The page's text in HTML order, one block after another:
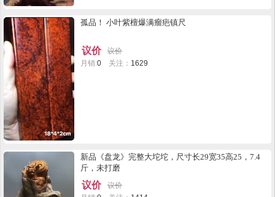
孤品！ 小叶紫檀爆满瘤疤镇尺
议价
议价
月销:0 关注： 1629
新品《盘龙》完整大坨坨，尺寸长29宽35高25，7.4
斤，未打磨
议价
议价